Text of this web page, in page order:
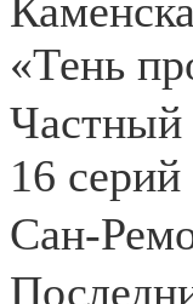
«Тень
Частный
16 серий
Сан-